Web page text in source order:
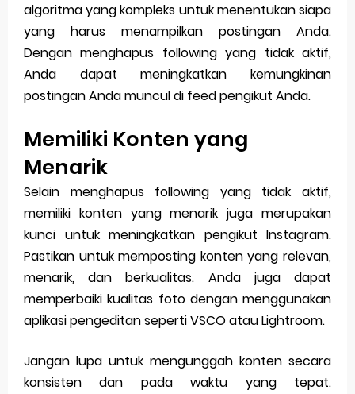
algoritma yang kompleks untuk menentukan siapa
yang harus menampilkan postingan Anda.
Dengan menghapus following yang tidak aktif,
Anda dapat meningkatkan kemungkinan
postingan Anda muncul di feed pengikut Anda.
Memiliki Konten yang
Menarik
Selain menghapus following yang tidak aktif,
memiliki konten yang menarik juga merupakan
kunci untuk meningkatkan pengikut Instagram.
Pastikan untuk memposting konten yang relevan,
menarik, dan berkualitas. Anda juga dapat
memperbaiki kualitas foto dengan menggunakan
aplikasi pengeditan seperti VSCO atau Lightroom.
Jangan lupa untuk mengunggah konten secara
konsisten dan pada waktu yang tepat.